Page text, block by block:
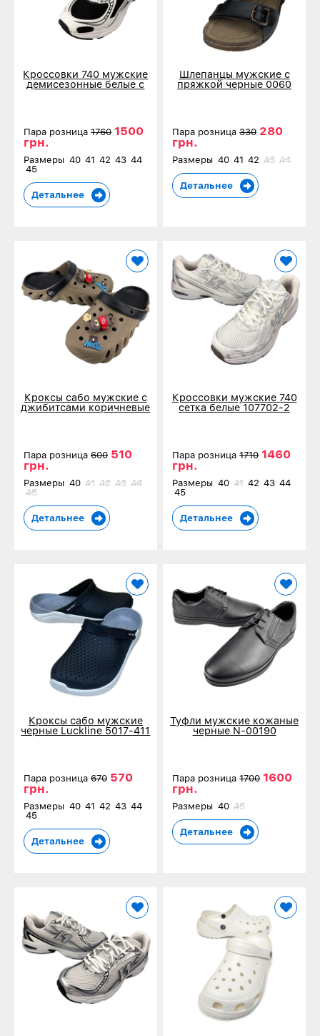
Кроссовки 740 мужские
демисезонные белые с
Пара розница 1760 1500
грн.
Размеры 40 41 42 43 44
45
Детальнее
Шлепанцы мужские с
пряжкой черные 0060
Пара розница330 280
грн.
Размеры 40 41 42 43 44
Детальнее
Кроксы сабо мужские с
джибитсами коричневые
161-421
Пара розница 600 510
грн.
Размеры 40 41 42 43 44
45
Детальнее
Кроссовки мужские 740
сетка белые 107702-2
Пара розница1710 1460
грн.
Размеры 40 41 42 43 44
45
Детальнее
Кроксы сабо мужские
черные Luckline 5017-411
Пара розница 670 570
грн.
Размеры 40 41 42 43 44
45
Детальнее
Туфли мужские кожаные
черные N-00190
Пара розница1700 1600
грн.
Размеры 40 45
Детальнее